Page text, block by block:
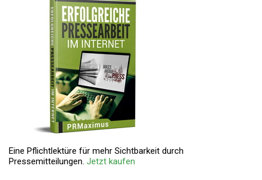
Eine Pflichtlektüre für mehr Sichtbarkeit durch
Pressemitteilungen. Jetzt kaufen